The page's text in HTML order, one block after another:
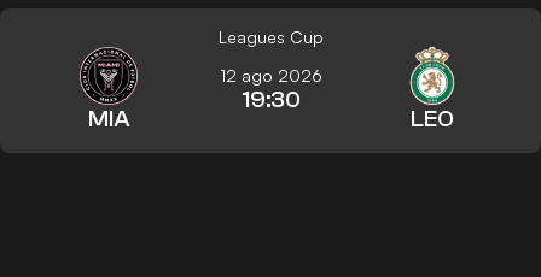
Leagues Cup
MIA
12 ago 2026
19:30
LEO